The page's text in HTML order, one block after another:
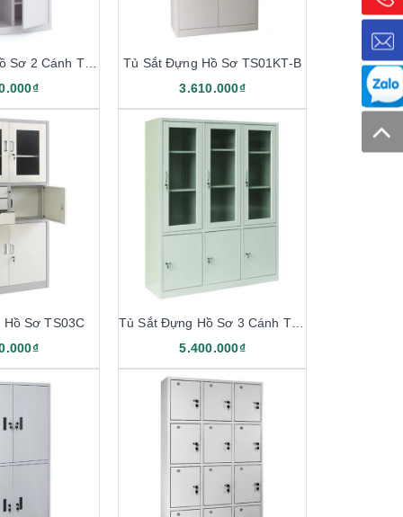
Tủ Sắt Đựng Hồ Sơ 2 Cánh TS01-KT
Tủ Sắt Đựng Hồ Sơ TS01KT-B
3.610.000₫
Sơ TS03C
Tủ Sắt Đựng Hồ Sơ 3 Cánh TS03D
5.400.000₫